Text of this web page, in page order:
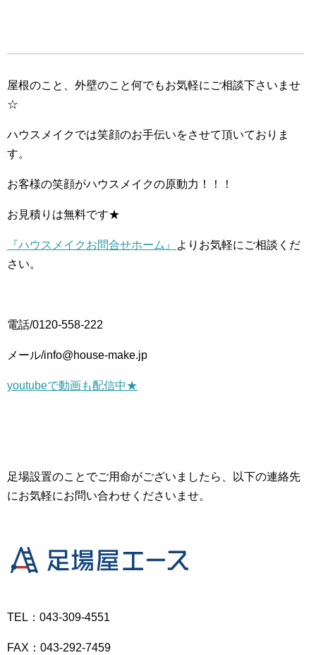
屋根のこと、外壁のこと何でもお気軽にご相談下さいませ
☆
ハウスメイクでは笑顔のお手伝いをさせて頂いておりま
す。
お客様の笑顔がハウスメイクの原動力！！！
お見積りは無料です★
『ハウスメイクお問合せホーム』
よりお気軽にご相談くだ
さい。
電話/0120-558-222
メール/info@house-make.jp
youtubeで動画も配信中★
足場設置のことでご用命がございましたら、以下の連絡先
にお気軽にお問い合わせくださいませ。
TEL：043-309-4551
FAX：043-292-7459